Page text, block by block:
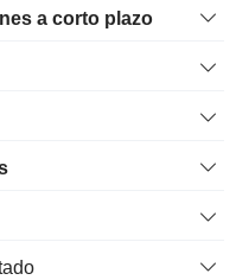
a corto plazo